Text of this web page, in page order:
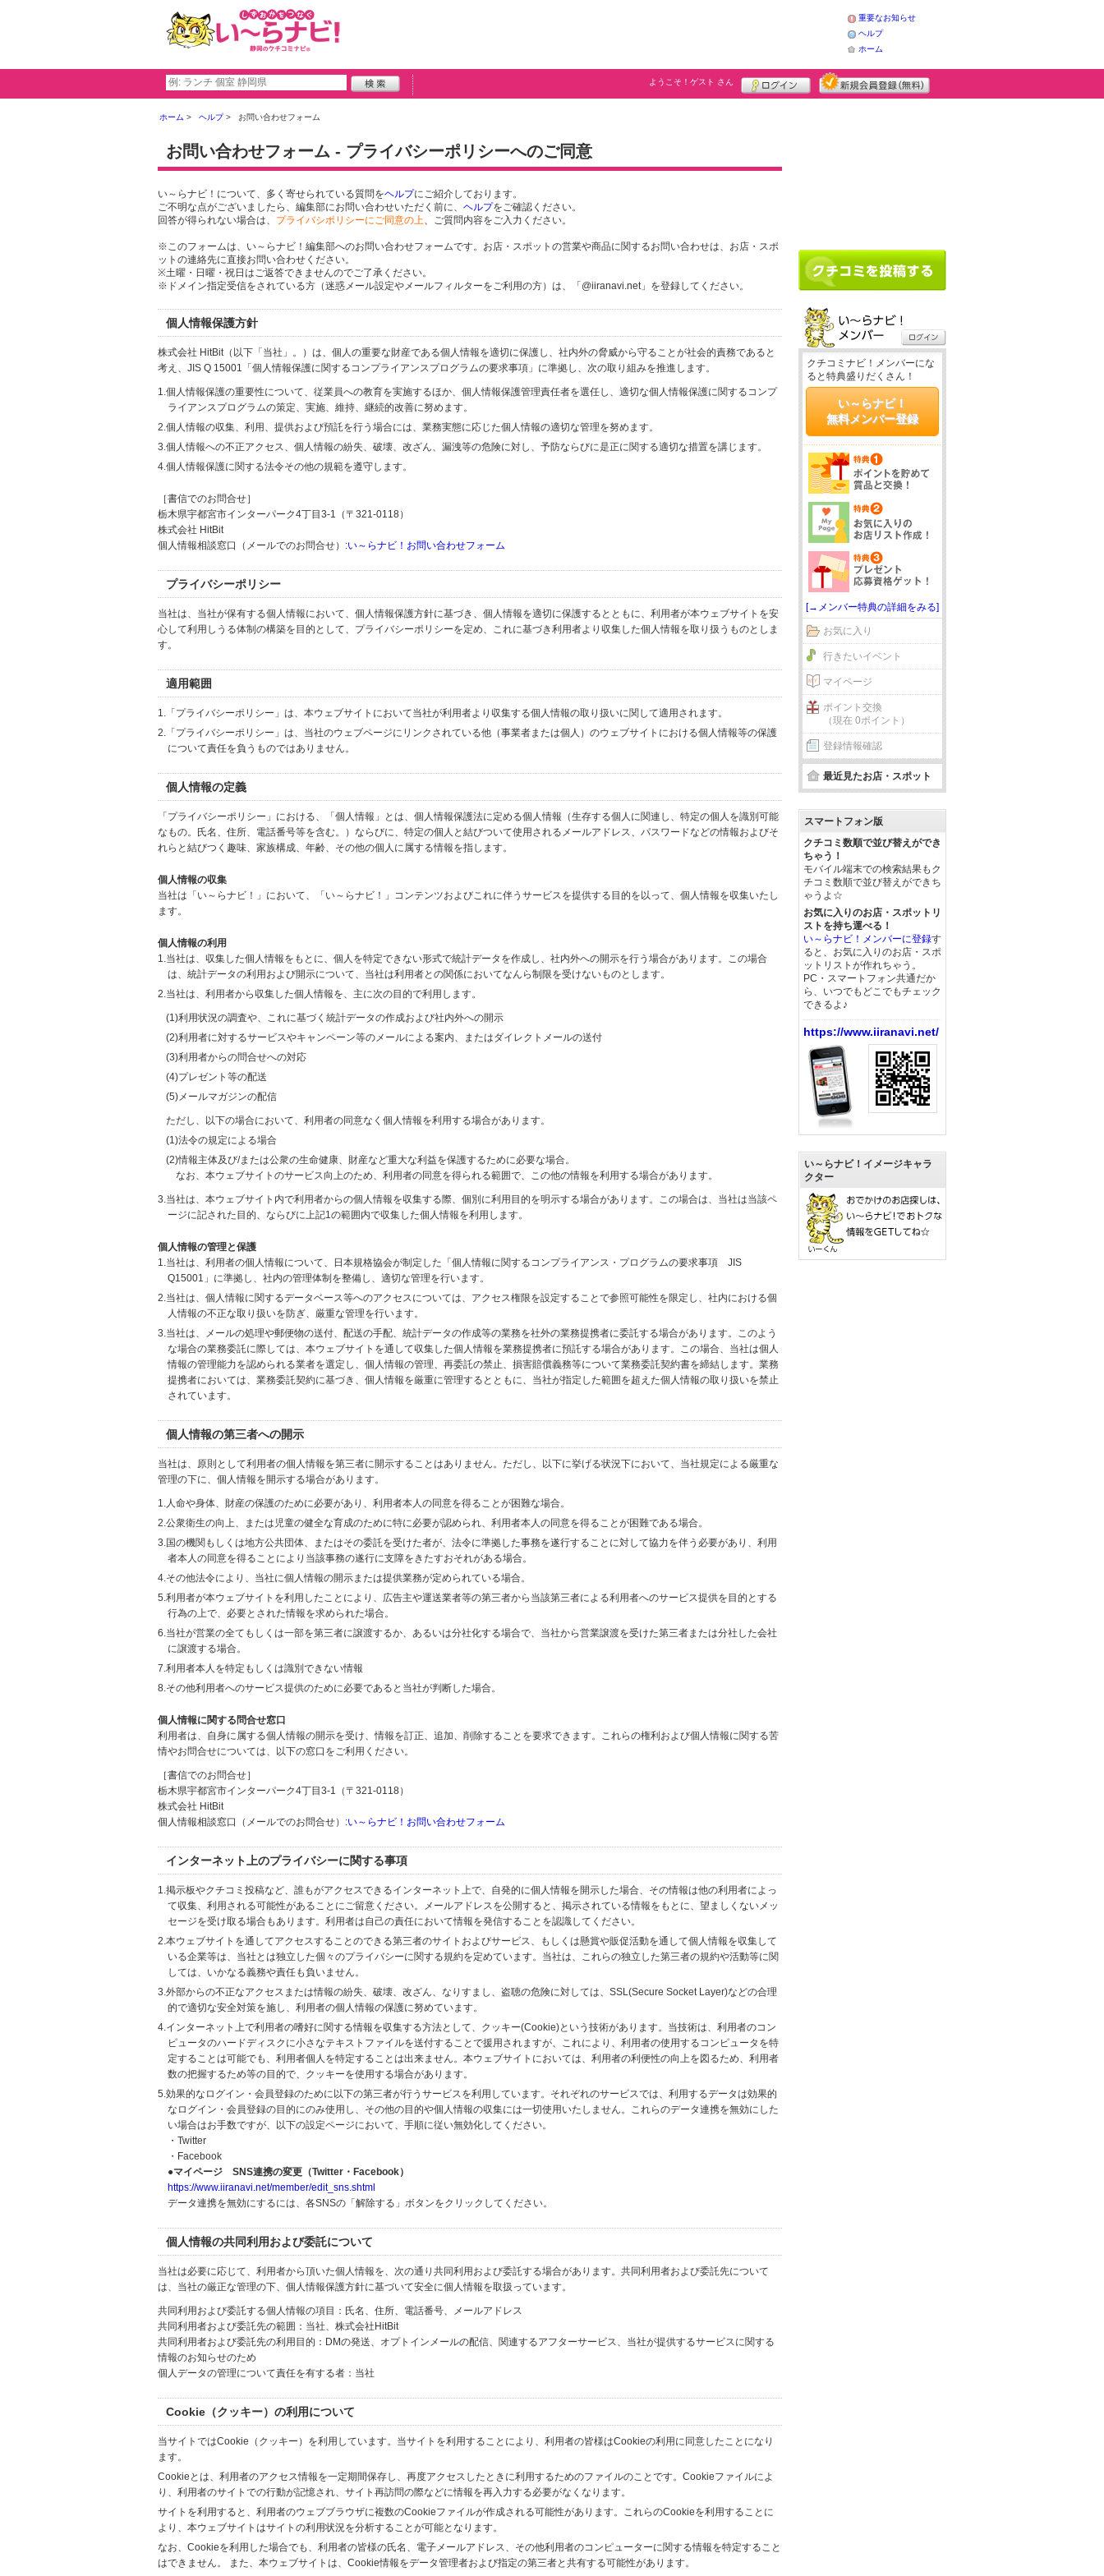
重要なお知らせ
ヘルプ
ホーム
ようこそ！ ゲスト さん
ホーム ヘルプ お問い合わせフォーム
お問い合わせフォーム - プライバシーポリシーへのご同意
い～らナビ！について、多く寄せられている質問をヘルプにご紹介しております。
ご不明な点がございましたら、編集部にお問い合わせいただく前に、 ヘルプをご確認ください。
回答が得られない場合は、 プライバシポリシーにご同意の上、ご質問内容をご入力ください。
※このフォームは、い～らナビ！編集部へのお問い合わせフォームです。お店・スポットの営業や商品に関するお問い合わせは、お店・スポ
ットの連絡先に直接お問い合わせください。
※土曜・日曜・祝日はご返答できませんのでご了承ください。
※ドメイン指定受信をされている方（迷惑メール設定やメールフィルターをご利用の方）は、「@iiranavi.net」を登録してください。
個人情報保護方針
株式会社 HitBit（以下「当社」。）は、個人の重要な財産である個人情報を適切に保護し、社内外の脅威から守ることが社会的責務であると
考え、JIS Q 15001「個人情報保護に関するコンプライアンスプログラムの要求事項」に準拠し、次の取り組みを推進します。
1.個人情報保護の重要性について、従業員への教育を実施するほか、個人情報保護管理責任者を選任し、適切な個人情報保護に関するコンプ
ライアンスプログラムの策定、実施、維持、継続的改善に努めます。
2.個人情報の収集、利用、提供および預託を行う場合には、業務実態に応じた個人情報の適切な管理を努めます。
3.個人情報への不正アクセス、個人情報の紛失、破壊、改ざん、漏洩等の危険に対し、予防ならびに是正に関する適切な措置を講じます。
4.個人情報保護に関する法令その他の規範を遵守します。
［書信でのお問合せ］
栃木県宇都宮市インターパーク4丁目3-1（〒321-0118）
株式会社 HitBit
個人情報相談窓口（メールでのお問合せ）:い～らナビ！お問い合わせフォーム
プライバシーポリシー
当社は、当社が保有する個人情報において、個人情報保護方針に基づき、個人情報を適切に保護するとともに、利用者が本ウェブサイトを安
心して利用しうる体制の構築を目的として、プライバシーポリシーを定め、これに基づき利用者より収集した個人情報を取り扱うものとしま
す。
適用範囲
1.「プライバシーポリシー」は、本ウェブサイトにおいて当社が利用者より収集する個人情報の取り扱いに関して適用されます。
2.「プライバシーポリシー」は、当社のウェブページにリンクされている他（事業者または個人）のウェブサイトにおける個人情報等の保護
について責任を負うものではありません。
個人情報の定義
「プライバシーポリシー」における、「個人情報」とは、個人情報保護法に定める個人情報（生存する個人に関連し、特定の個人を識別可能
なもの。氏名、住所、電話番号等を含む。）ならびに、特定の個人と結びついて使用されるメールアドレス、パスワードなどの情報およびそ
れらと結びつく趣味、家族構成、年齢、その他の個人に属する情報を指します。
個人情報の収集
当社は「い～らナビ！」において、「い～らナビ！」コンテンツおよびこれに伴うサービスを提供する目的を以って、個人情報を収集いたし
ます。
個人情報の利用
1.当社は、収集した個人情報をもとに、個人を特定できない形式で統計データを作成し、社内外への開示を行う場合があります。この場合
は、統計データの利用および開示について、当社は利用者との関係においてなんら制限を受けないものとします。
2.当社は、利用者から収集した個人情報を、主に次の目的で利用します。
(1)利用状況の調査や、これに基づく統計データの作成および社内外への開示
(2)利用者に対するサービスやキャンペーン等のメールによる案内、またはダイレクトメールの送付
(3)利用者からの問合せへの対応
(4)プレゼント等の配送
(5)メールマガジンの配信
ただし、以下の場合において、利用者の同意なく個人情報を利用する場合があります。
(1)法令の規定による場合
(2)情報主体及び/または公衆の生命健康、財産など重大な利益を保護するために必要な場合。
なお、本ウェブサイトのサービス向上のため、利用者の同意を得られる範囲で、この他の情報を利用する場合があります。
3.当社は、本ウェブサイト内で利用者からの個人情報を収集する際、個別に利用目的を明示する場合があります。この場合は、当社は当該ペ
ージに記された目的、ならびに上記1の範囲内で収集した個人情報を利用します。
個人情報の管理と保護
1.当社は、利用者の個人情報について、日本規格協会が制定した「個人情報に関するコンプライアンス・プログラムの要求事項 JIS
Q15001」に準拠し、社内の管理体制を整備し、適切な管理を行います。
2.当社は、個人情報に関するデータベース等へのアクセスについては、アクセス権限を設定することで参照可能性を限定し、社内における個
人情報の不正な取り扱いを防ぎ、厳重な管理を行います。
3.当社は、メールの処理や郵便物の送付、配送の手配、統計データの作成等の業務を社外の業務提携者に委託する場合があります。このよう
な場合の業務委託に際しては、本ウェブサイトを通して収集した個人情報を業務提携者に預託する場合があります。この場合、当社は個人
情報の管理能力を認められる業者を選定し、個人情報の管理、再委託の禁止、損害賠償義務等について業務委託契約書を締結します。業務
提携者においては、業務委託契約に基づき、個人情報を厳重に管理するとともに、当社が指定した範囲を超えた個人情報の取り扱いを禁止
されています。
個人情報の第三者への開示
当社は、原則として利用者の個人情報を第三者に開示することはありません。ただし、以下に挙げる状況下において、当社規定による厳重な
管理の下に、個人情報を開示する場合があります。
1.人命や身体、財産の保護のために必要があり、利用者本人の同意を得ることが困難な場合。
2.公衆衛生の向上、または児童の健全な育成のために特に必要が認められ、利用者本人の同意を得ることが困難である場合。
3.国の機関もしくは地方公共団体、またはその委託を受けた者が、法令に準拠した事務を遂行することに対して協力を伴う必要があり、利用
者本人の同意を得ることにより当該事務の遂行に支障をきたすおそれがある場合。
4.その他法令により、当社に個人情報の開示または提供業務が定められている場合。
5.利用者が本ウェブサイトを利用したことにより、広告主や運送業者等の第三者から当該第三者による利用者へのサービス提供を目的とする
行為の上で、必要とされた情報を求められた場合。
6.当社が営業の全てもしくは一部を第三者に譲渡するか、あるいは分社化する場合で、当社から営業譲渡を受けた第三者または分社した会社
に譲渡する場合。
7.利用者本人を特定もしくは識別できない情報
8.その他利用者へのサービス提供のために必要であると当社が判断した場合。
個人情報に関する問合せ窓口
利用者は、自身に属する個人情報の開示を受け、情報を訂正、追加、削除することを要求できます。これらの権利および個人情報に関する苦
情やお問合せについては、以下の窓口をご利用ください。
［書信でのお問合せ］
栃木県宇都宮市インターパーク4丁目3-1（〒321-0118）
株式会社 HitBit
個人情報相談窓口（メールでのお問合せ）:い～らナビ！お問い合わせフォーム
インターネット上のプライバシーに関する事項
1.掲示板やクチコミ投稿など、誰もがアクセスできるインターネット上で、自発的に個人情報を開示した場合、その情報は他の利用者によっ
て収集、利用される可能性があることにご留意ください。メールアドレスを公開すると、掲示されている情報をもとに、望ましくないメッ
セージを受け取る場合もあります。利用者は自己の責任において情報を発信することを認識してください。
2.本ウェブサイトを通してアクセスすることのできる第三者のサイトおよびサービス、もしくは懸賞や販促活動を通して個人情報を収集して
いる企業等は、当社とは独立した個々のプライバシーに関する規約を定めています。当社は、これらの独立した第三者の規約や活動等に関
しては、いかなる義務や責任も負いません。
3.外部からの不正なアクセスまたは情報の紛失、破壊、改ざん、なりすまし、盗聴の危険に対しては、SSL(Secure Socket Layer)などの合理
的で適切な安全対策を施し、利用者の個人情報の保護に努めています。
4.インターネット上で利用者の嗜好に関する情報を収集する方法として、クッキー(Cookie)という技術があります。当技術は、利用者のコン
ピュータのハードディスクに小さなテキストファイルを送付することで援用されますが、これにより、利用者の使用するコンピュータを特
定することは可能でも、利用者個人を特定することは出来ません。本ウェブサイトにおいては、利用者の利便性の向上を図るため、利用者
数の把握するため等の目的で、クッキーを使用する場合があります。
5.効果的なログイン・会員登録のために以下の第三者が行うサービスを利用しています。それぞれのサービスでは、利用するデータは効果的
なログイン・会員登録の目的にのみ使用し、その他の目的や個人情報の収集には一切使用いたしません。これらのデータ連携を無効にした
い場合はお手数ですが、以下の設定ページにおいて、手順に従い無効化してください。
・Twitter
・Facebook
●マイページ SNS連携の変更（Twitter・Facebook）
https://www.iiranavi.net/member/edit_sns.shtml
データ連携を無効にするには、各SNSの「解除する」ボタンをクリックしてください。
個人情報の共同利用および委託について
当社は必要に応じて、利用者から頂いた個人情報を、次の通り共同利用および委託する場合があります。共同利用者および委託先について
は、当社の厳正な管理の下、個人情報保護方針に基づいて安全に個人情報を取扱っています。
共同利用および委託する個人情報の項目：氏名、住所、電話番号、メールアドレス
共同利用者および委託先の範囲：当社、株式会社HitBit
共同利用者および委託先の利用目的：DMの発送、オプトインメールの配信、関連するアフターサービス、当社が提供するサービスに関する
情報のお知らせのため
個人データの管理について責任を有する者：当社
Cookie（クッキー）の利用について
当サイトではCookie（クッキー）を利用しています。当サイトを利用することにより、利用者の皆様はCookieの利用に同意したことになり
ます。
Cookieとは、利用者のアクセス情報を一定期間保存し、再度アクセスしたときに利用するためのファイルのことです。Cookieファイルによ
り、利用者のサイトでの行動が記憶され、サイト再訪問の際などに情報を再入力する必要がなくなります。
サイトを利用すると、利用者のウェブブラウザに複数のCookieファイルが作成される可能性があります。これらのCookieを利用することに
より、本ウェブサイトはサイトの利用状況を分析することが可能となります。
なお、Cookieを利用した場合でも、利用者の皆様の氏名、電子メールアドレス、その他利用者のコンピューターに関する情報を特定すること
はできません。 また、本ウェブサイトは、Cookie情報をデータ管理者および指定の第三者と共有する可能性があります。
クチコミナビ！メンバーにな
ると特典盛りだくさん！
い～らナビ！
無料メンバー登録
[→メンバー特典の詳細をみる]
お気に入り
行きたいイベント
マイページ
ポイント交換
（現在 0ポイント）
登録情報確認
最近見たお店・スポット
スマートフォン版
クチコミ数順で並び替えができ
ちゃう！
モバイル端末での検索結果もク
チコミ数順で並び替えができち
ゃうよ☆
お気に入りのお店・スポットリ
ストを持ち運べる！
い～らナビ！メンバーに登録す
ると、お気に入りのお店・スポ
ットリストが作れちゃう。
PC・スマートフォン共通だか
ら、いつでもどこでもチェック
できるよ♪
https://www.iiranavi.net/
い～らナビ！イメージキャラ
クター